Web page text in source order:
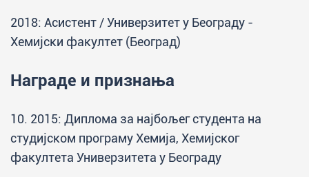
2018: Асистент / Универзитет у Београду -
Хемијски факултет (Београд)
Награде и признања
10. 2015: Диплома за најбољег студента на
студијском програму Хемија, Хемијског
факултета Универзитета у Београду